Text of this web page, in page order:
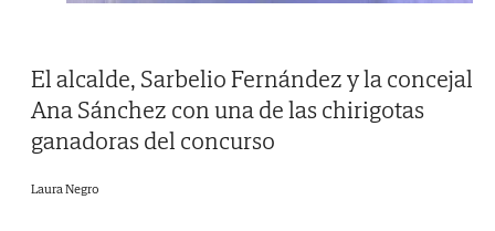
El alcalde, Sarbelio Fernández y la concejal
Ana Sánchez con una de las chirigotas
ganadoras del concurso
Laura Negro